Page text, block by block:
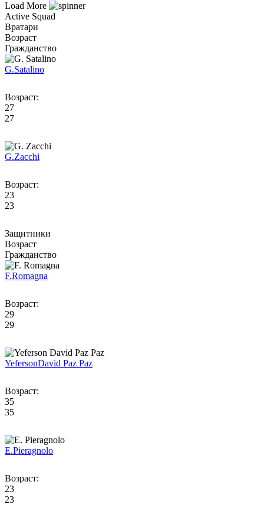
Load More
Active Squad
Вратари
Возраст
Гражданство
G.Satalino
Возраст:
27
27
G.Zacchi
Возраст:
23
23
Защитники
Возраст
Гражданство
F.Romagna
Возраст:
29
29
YefersonDavid Paz Paz
Возраст:
35
35
E.Pieragnolo
Возраст:
23
23